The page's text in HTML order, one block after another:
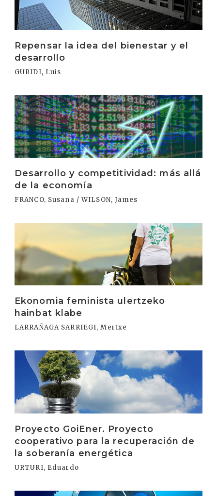
Repensar la idea del bienestar y el
desarrollo
GURIDI, Luis
Desarrollo y competitividad: más allá
de la economía
FRANCO, Susana / WILSON, James
Irakurri
Ekonomia feminista ulertzeko
hainbat klabe
LARRAÑAGA SARRIEGI, Mertxe
Proyecto GoiEner. Proyecto
cooperativo para la recuperación de
la soberanía energética
URTURI, Eduardo
Irakurri